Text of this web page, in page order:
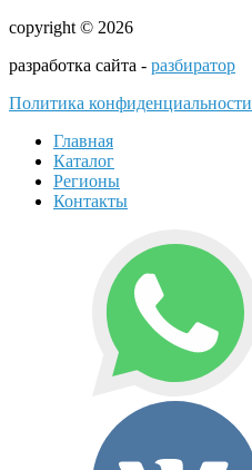
copyright © 2026
разработка сайта - разбиратор
Политика конфиденциальности
Главная
Каталог
Регионы
Контакты